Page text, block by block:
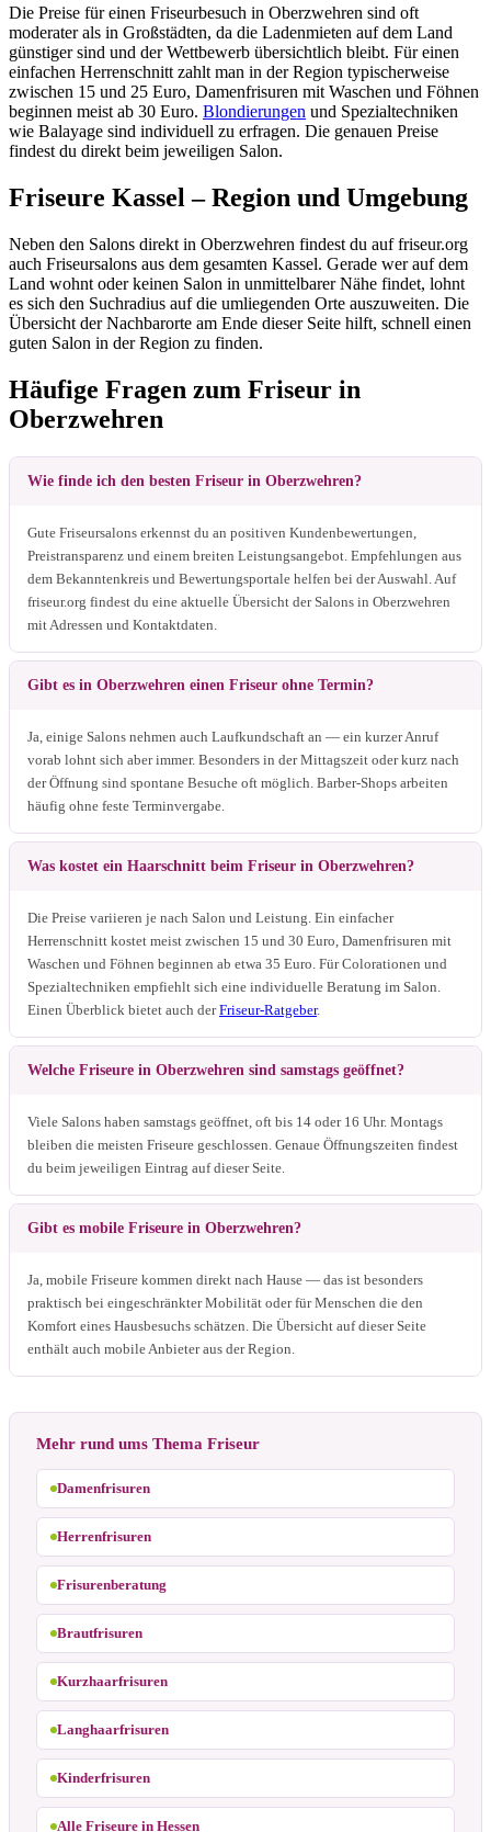
Die Preise für einen Friseurbesuch in Oberzwehren sind oft
moderater als in Großstädten, da die Ladenmieten auf dem Land
günstiger sind und der Wettbewerb übersichtlich bleibt. Für einen
einfachen Herrenschnitt zahlt man in der Region typischerweise
zwischen 15 und 25 Euro, Damenfrisuren mit Waschen und Föhnen
beginnen meist ab 30 Euro. Blondierungen und Spezialtechniken
wie Balayage sind individuell zu erfragen. Die genauen Preise
findest du direkt beim jeweiligen Salon.
Friseure Kassel – Region und Umgebung
Neben den Salons direkt in Oberzwehren findest du auf friseur.org
auch Friseursalons aus dem gesamten Kassel. Gerade wer auf dem
Land wohnt oder keinen Salon in unmittelbarer Nähe findet, lohnt
es sich den Suchradius auf die umliegenden Orte auszuweiten. Die
Übersicht der Nachbarorte am Ende dieser Seite hilft, schnell einen
guten Salon in der Region zu finden.
Häufige Fragen zum Friseur in
Oberzwehren
Wie finde ich den besten Friseur in Oberzwehren?
Gute Friseursalons erkennst du an positiven Kundenbewertungen,
Preistransparenz und einem breiten Leistungsangebot. Empfehlungen aus
dem Bekanntenkreis und Bewertungsportale helfen bei der Auswahl. Auf
friseur.org findest du eine aktuelle Übersicht der Salons in Oberzwehren
mit Adressen und Kontaktdaten.
Gibt es in Oberzwehren einen Friseur ohne Termin?
Ja, einige Salons nehmen auch Laufkundschaft an — ein kurzer Anruf
vorab lohnt sich aber immer. Besonders in der Mittagszeit oder kurz nach
der Öffnung sind spontane Besuche oft möglich. Barber-Shops arbeiten
häufig ohne feste Terminvergabe.
Was kostet ein Haarschnitt beim Friseur in Oberzwehren?
Die Preise variieren je nach Salon und Leistung. Ein einfacher
Herrenschnitt kostet meist zwischen 15 und 30 Euro, Damenfrisuren mit
Waschen und Föhnen beginnen ab etwa 35 Euro. Für Colorationen und
Spezialtechniken empfiehlt sich eine individuelle Beratung im Salon.
Einen Überblick bietet auch derFriseur-Ratgeber.
Welche Friseure in Oberzwehren sind samstags geöffnet?
Viele Salons haben samstags geöffnet, oft bis 14 oder 16 Uhr. Montags
bleiben die meisten Friseure geschlossen. Genaue Öffnungszeiten findest
du beim jeweiligen Eintrag auf dieser Seite.
Gibt es mobile Friseure in Oberzwehren?
Ja, mobile Friseure kommen direkt nach Hause — das ist besonders
praktisch bei eingeschränkter Mobilität oder für Menschen die den
Komfort eines Hausbesuchs schätzen. Die Übersicht auf dieser Seite
enthält auch mobile Anbieter aus der Region.
Mehr rund ums Thema Friseur
Damenfrisuren
Herrenfrisuren
Frisurenberatung
Brautfrisuren
Kurzhaarfrisuren
Langhaarfrisuren
Kinderfrisuren
Alle Friseure in Hessen